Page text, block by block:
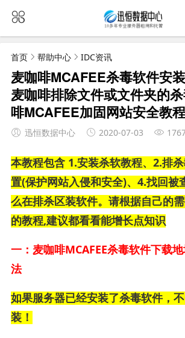
首页 帮助中心 IDC资讯
麦咖啡MCAFEE杀毒软件安
麦咖啡排除文件或文件夹的
啡MCAFEE加固网站安全教
迅恒数据中心 2020-07-03
本教程包含 1.安装杀软教程、2.排
置(保护网站入侵和安全)、4.找回被
么在排杀区装软件。请根据自己的
的教程,建议都看看能增长点知识
一：麦咖啡MCAFEE杀毒软件下载
法
如果服务器已经安装了杀毒软件，
装！